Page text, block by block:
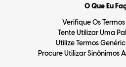
O Que Eu
Verifique Os
Tente Utilizar Uma
Utilize Termos
Procure Utilizar Sinônimos